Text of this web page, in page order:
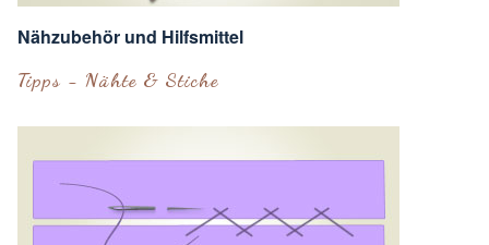
Nähzubehör und Hilfsmittel
Tipps - Nähte & Stiche